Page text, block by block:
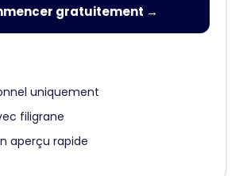
gratuitement →
uniquement
filigrane
aperçu rapide